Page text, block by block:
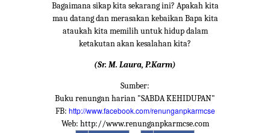
Bagaimana sikap kita sekarang ini? Apakah kita
mau datang dan merasakan kebaikan Bapa kita
ataukah kita memilih untuk hidup dalam
ketakutan akan kesalahan kita?
(Sr. M. Laura, P.Karm)
Sumber:
Buku renungan harian "SABDA KEHIDUPAN"
FB: http://www.facebook.com/renunganpkarmcse
Web: http://www.renunganpkarmcse.com